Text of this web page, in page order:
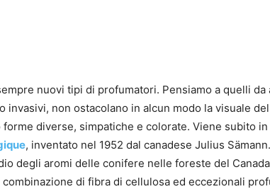
nuovi tipi di profumatori. Pensiamo a quelli da
invasivi, non ostacolano in alcun modo la visuale
diverse, simpatiche e colorate. Viene subito
, inventato nel 1952 dal canadese Julius
degli aromi delle conifere nelle foreste del Canada.
di fibra di cellulosa ed eccezionali